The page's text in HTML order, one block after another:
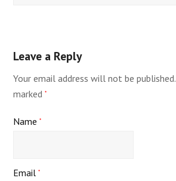
Leave a Reply
Your email address will not be published.
marked*
Name*
Email*